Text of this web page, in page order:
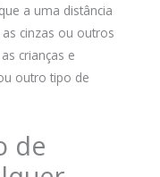
a uma distância
cinzas ou outros
crianças e
outro tipo de
de